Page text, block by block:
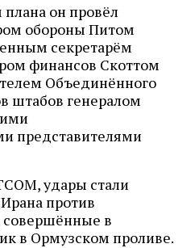
он провёл
обороны Питом
секретарём
финансов Скоттом
Объединённого
штабов генералом
представителями
удары стали
против
совершённые в
в Ормузском проливе.